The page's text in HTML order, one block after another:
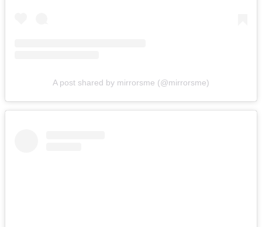
A post shared by mirrorsme (@mirrorsme)